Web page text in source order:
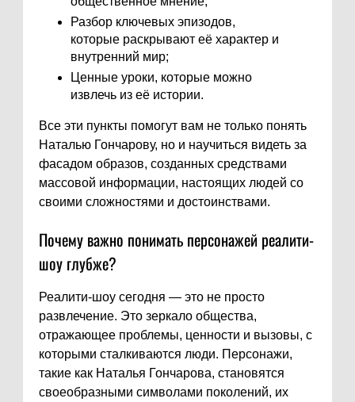
Разбор ключевых эпизодов,
которые раскрывают её характер и
внутренний мир;
Ценные уроки, которые можно
извлечь из её истории.
Все эти пункты помогут вам не только понять
Наталью Гончарову, но и научиться видеть за
фасадом образов, созданных средствами
массовой информации, настоящих людей со
своими сложностями и достоинствами.
Почему важно понимать персонажей реалити-
шоу глубже?
Реалити-шоу сегодня — это не просто
развлечение. Это зеркало общества,
отражающее проблемы, ценности и вызовы, с
которыми сталкиваются люди. Персонажи,
такие как Наталья Гончарова, становятся
своеобразными символами поколений, их